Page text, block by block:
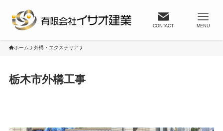
CONTACT MENU
ホーム 外構・エクステリア
栃木市外構工事